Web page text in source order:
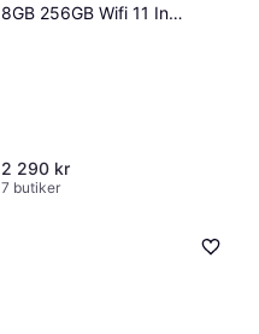
8GB 256GB Wifi 11 Inch
2 290 kr
7 butiker